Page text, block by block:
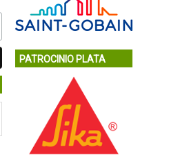
PATROCINIO PLATA